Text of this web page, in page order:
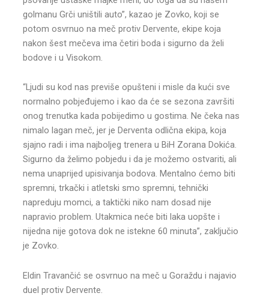
golmanu Grči uništili auto”, kazao je Zovko, koji se
potom osvrnuo na meč protiv Dervente, ekipe koja
nakon šest mečeva ima četiri boda i sigurno da želi
bodove i u Visokom.
“Ljudi su kod nas previše opušteni i misle da kući sve
normalno pobjeđujemo i kao da će se sezona završiti
onog trenutka kada pobijedimo u gostima. Ne čeka nas
nimalo lagan meč, jer je Derventa odlična ekipa, koja
sjajno radi i ima najboljeg trenera u BiH Zorana Dokića.
Sigurno da želimo pobjedu i da je možemo ostvariti, ali
nema unaprijed upisivanja bodova. Mentalno ćemo biti
spremni, trkački i atletski smo spremni, tehnički
napreduju momci, a taktički niko nam dosad nije
napravio problem. Utakmica neće biti laka uopšte i
nijedna nije gotova dok ne istekne 60 minuta”, zaključio
je Zovko.
Eldin Travančić se osvrnuo na meč u Goraždu i najavio
duel protiv Dervente.